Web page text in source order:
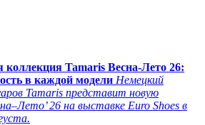
коллекция Tamaris Весна-Лето 26:
в каждой модели Немецкий
Tamaris представит новую
26 на выставке Euro Shoes в